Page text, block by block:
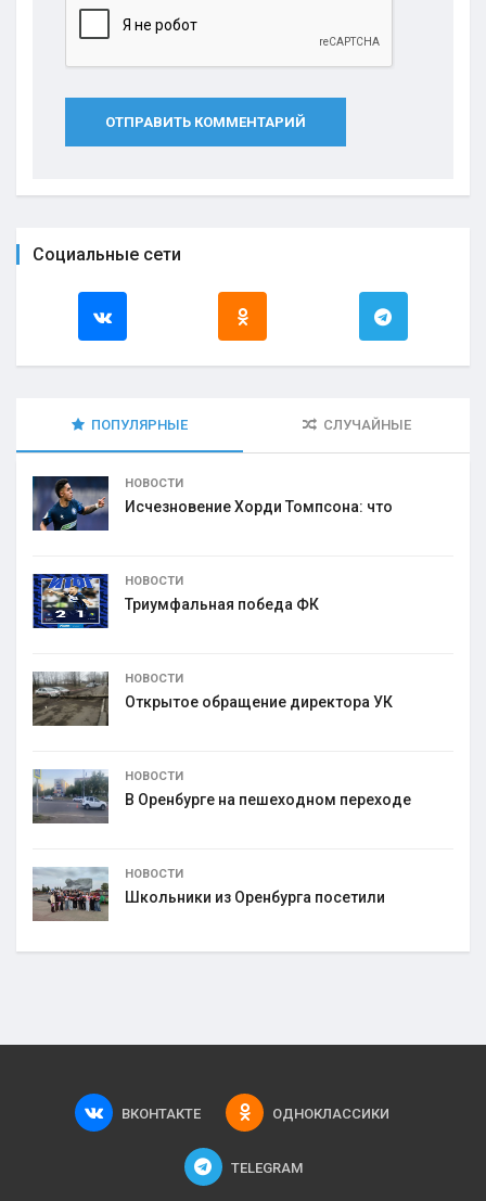
ОТПРАВИТЬ КОММЕНТАРИЙ
Социальные сети
ПОПУЛЯРНЫЕ СЛУЧАЙНЫЕ
НОВОСТИ
Исчезновение Хорди Томпсона: что
НОВОСТИ
Триумфальная победа ФК
НОВОСТИ
Открытое обращение директора УК
НОВОСТИ
В Оренбурге на пешеходном переходе
НОВОСТИ
Школьники из Оренбурга посетили
ВКОНТАКТЕ ОДНОКЛАССИКИ
TELEGRAM